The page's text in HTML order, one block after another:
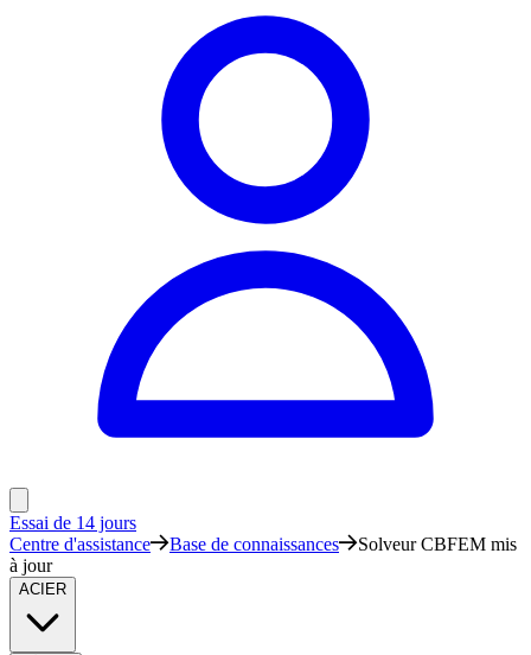
Essai de 14 jours
Centre d'assistance
Base de connaissances
Solveur CBFEM mis
à jour
ACIER